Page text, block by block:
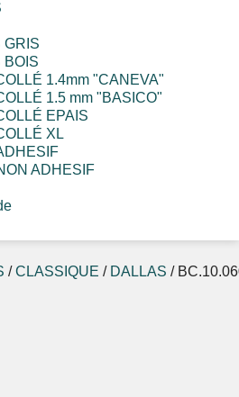
GRIS
BOIS
1.4mm "CANEVA"
1.5 mm "BASICO"
EPAIS
XL
ADHESIF
/CLASSIQUE / DALLAS /